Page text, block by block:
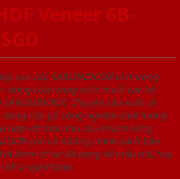
Veneer 6B-
cao cấp SAIGONDOOR là thương
dòng cửa trong một chuỗi các hệ
Chuyên sản xuất và
cửa gỗ công nghiệp chất lượng
hợp với mọi nhu cầu khách hàng.
còn có những chính sách bán
đi kèm với sự đa dạng về mẫu mã, loại
khúc giá thành.